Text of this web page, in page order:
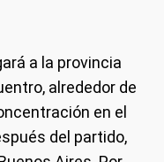
a la provincia
alrededor de
en el
del partido,